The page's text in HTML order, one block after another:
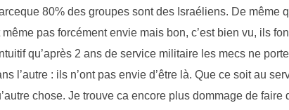
80% des groupes sont des Israéliens. De même
même pas forcément envie mais bon, c’est bien vu, ils
qu’après 2 ans de service militaire les mecs ne
l’autre : ils n’ont pas envie d’être là. Que ce soit au
chose. Je trouve ca encore plus dommage de